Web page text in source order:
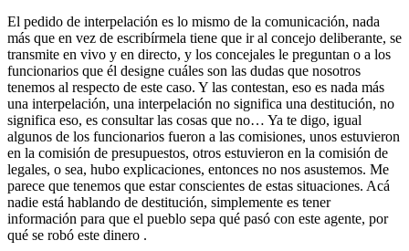
El pedido de interpelación es lo mismo de la comunicación, nada
más que en vez de escribírmela tiene que ir al concejo deliberante, se
transmite en vivo y en directo, y los concejales le preguntan o a los
funcionarios que él designe cuáles son las dudas que nosotros
tenemos al respecto de este caso. Y las contestan, eso es nada más
una interpelación, una interpelación no significa una destitución, no
significa eso, es consultar las cosas que no… Ya te digo, igual
algunos de los funcionarios fueron a las comisiones, unos estuvieron
en la comisión de presupuestos, otros estuvieron en la comisión de
legales, o sea, hubo explicaciones, entonces no nos asustemos. Me
parece que tenemos que estar conscientes de estas situaciones. Acá
nadie está hablando de destitución, simplemente es tener
información para que el pueblo sepa qué pasó con este agente, por
qué se robó este dinero .